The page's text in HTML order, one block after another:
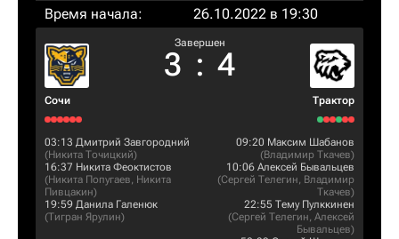
Время начала:
26.10.2022 в 19:30
Сочи
Завершен
3 : 4
Трактор
03:13 Дмитрий Завгородний
(Никита Точицкий)
16:37 Никита Феоктистов
(Никита Попугаев, Никита
Пивцакин)
19:59 Данила Галенюк
(Тигран Ярулин)
09:20 Максим Шабанов
(Владимир Ткачев)
10:06 Алексей Бывальцев
(Сергей Телегин, Владимир
Ткачев)
22:55 Тему Пулккинен
(Сергей Телегин, Алексей
Бывальцев)